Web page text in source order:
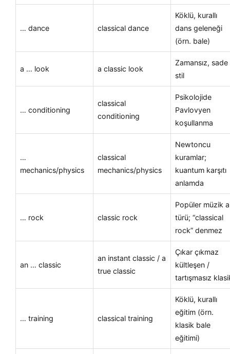
… dance classical dance
Köklü, kurallı
dans geleneği
(örn. bale)
a … look a classic look
Zamansız, sade
stil
… conditioning
classical
conditioning
Psikolojide
Pavlovyen
koşullanma
…
mechanics/physics
classical
mechanics/physics
Newtoncu
kuramlar;
kuantum karşıtı
anlamda
… rock classic rock
Popüler müzik
türü; “classical
rock” denmez
an … classic
an instant classic / a
true classic
Çıkar çıkmaz
kültleşen /
tartışmasız
… training classical training
Köklü, kurallı
eğitim (örn.
klasik bale
eğitimi)